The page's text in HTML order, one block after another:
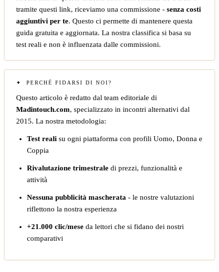
tramite questi link, riceviamo una commissione - senza costi
aggiuntivi per te. Questo ci permette di mantenere questa
guida gratuita e aggiornata. La nostra classifica si basa su
test reali e non è influenzata dalle commissioni.
PERCHÉ FIDARSI DI NOI?
Questo articolo è redatto dal team editoriale di
Madintouch.com, specializzato in incontri alternativi dal
2015. La nostra metodologia:
Test reali su ogni piattaforma con profili Uomo, Donna e
Coppia
Rivalutazione trimestrale di prezzi, funzionalità e
attività
Nessuna pubblicità mascherata - le nostre valutazioni
riflettono la nostra esperienza
+21.000 clic/mese da lettori che si fidano dei nostri
comparativi